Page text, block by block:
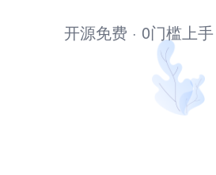
开源免费 · 0门槛上